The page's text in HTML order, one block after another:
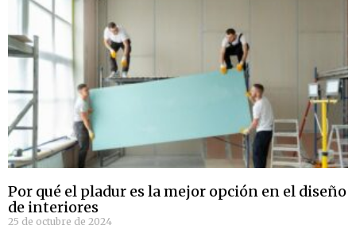
Por qué el pladur es la mejor opción en el diseño
de interiores
25 de octubre de 2024